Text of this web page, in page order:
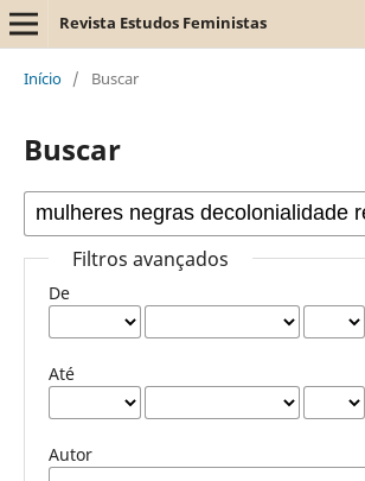
Revista Estudos Feministas
Início / Buscar
Buscar
Filtros avançados
De
Até
Autor